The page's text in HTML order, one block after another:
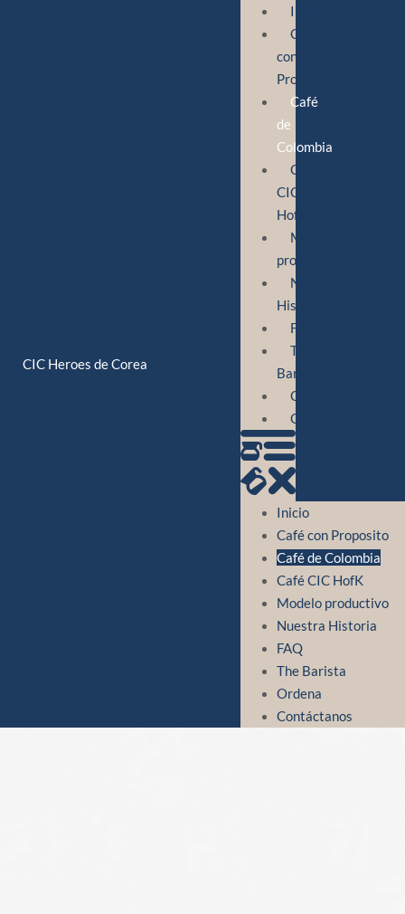
CIC Heroes de Corea
Inicio
Café
con
Proposito
Café
de
Colombia
Café
CIC
HofK
Modelo
productivo
Nuestra
Historia
FAQ
The
Barista
Ordena
Contáctanos
Inicio
Café con Proposito
Café de Colombia
Café CIC HofK
Modelo productivo
Nuestra Historia
FAQ
The Barista
Ordena
Contáctanos